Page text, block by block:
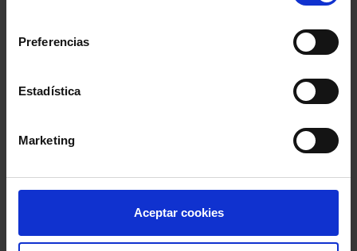
Preferencias
Estadística
Marketing
Aceptar cookies